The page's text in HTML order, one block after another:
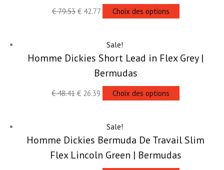
€79.53 €42.77 Choix des options
Sale!
Homme Dickies Short Lead in Flex Grey |
Bermudas
€48.41 € 26.39 Choix des options
Sale!
Homme Dickies Bermuda De Travail Slim
Flex Lincoln Green | Bermudas